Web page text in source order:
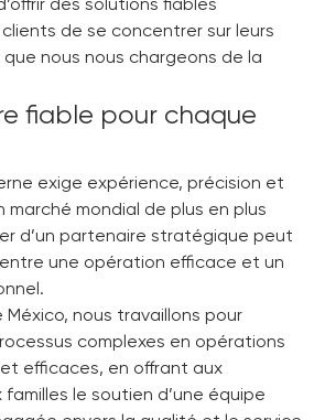
à l’étranger, notre
des solutions fiables
de se concentrer sur leurs
nous nous chargeons de la
fiable pour chaque
exige expérience, précision et
marché mondial de plus en plus
d’un partenaire stratégique peut
une opération efficace et un
México, nous travaillons pour
complexes en opérations
et efficaces, en offrant aux